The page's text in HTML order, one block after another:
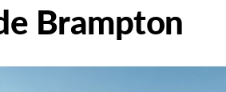
Brampton